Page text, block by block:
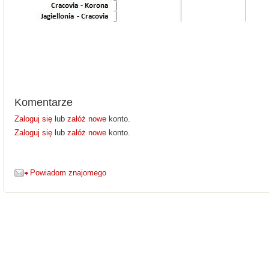
Komentarze
Zaloguj się lub załóż nowe konto.
Zaloguj się lub załóż nowe konto.
Powiadom znajomego